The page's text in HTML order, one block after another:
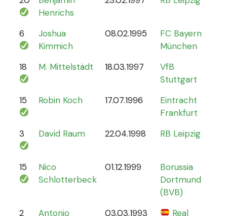
Henrichs
6
Joshua
Kimmich
08.02.1995
FC Bayern
München
18 M. Mittelstädt 18.03.1997
VfB
Stuttgart
15 Robin Koch 17.07.1996
Eintracht
Frankfurt
3 David Raum 22.04.1998 RB Leipzig
15
Nico
Schlotterbeck
01.12.1999
Borussia
Dortmund
(BVB)
2 Antonio 03.03.1993 Real